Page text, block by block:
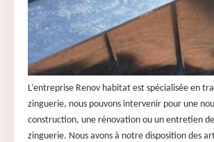
L’entreprise Renov habitat est spécialisée en
zinguerie, nous pouvons intervenir pour une
construction, une rénovation ou un entretien
zinguerie. Nous avons à notre disposition des